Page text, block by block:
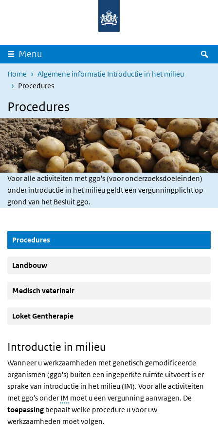
Overslaan en naar de inhoud gaan
Menu
Home
Algemene informatie Introductie in het milieu
Procedures
Procedures
Voor alle activiteiten met ggo's (voor onderzoeksdoeleinden)
onder introductie in het milieu geldt een vergunningplicht op
grond van het Besluit ggo.
Procedures(Actieve knop)
Landbouw
Medisch veterinair
Loket Gentherapie
Introductie in milieu
Wanneer u werkzaamheden met genetisch gemodificeerde
organismen (ggo's) buiten een ingeperkte ruimte uitvoert is er
sprake van introductie in het milieu (IM). Voor alle activiteiten
met ggo's onder IM moet u een vergunning aanvragen. De
toepassing bepaalt welke procedure u voor uw
werkzaamheden moet volgen.